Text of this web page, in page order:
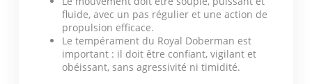
fluide, avec un pas régulier et une action de
propulsion efficace.
Le tempérament du Royal Doberman est
important : il doit être confiant, vigilant et
obéissant, sans agressivité ni timidité.